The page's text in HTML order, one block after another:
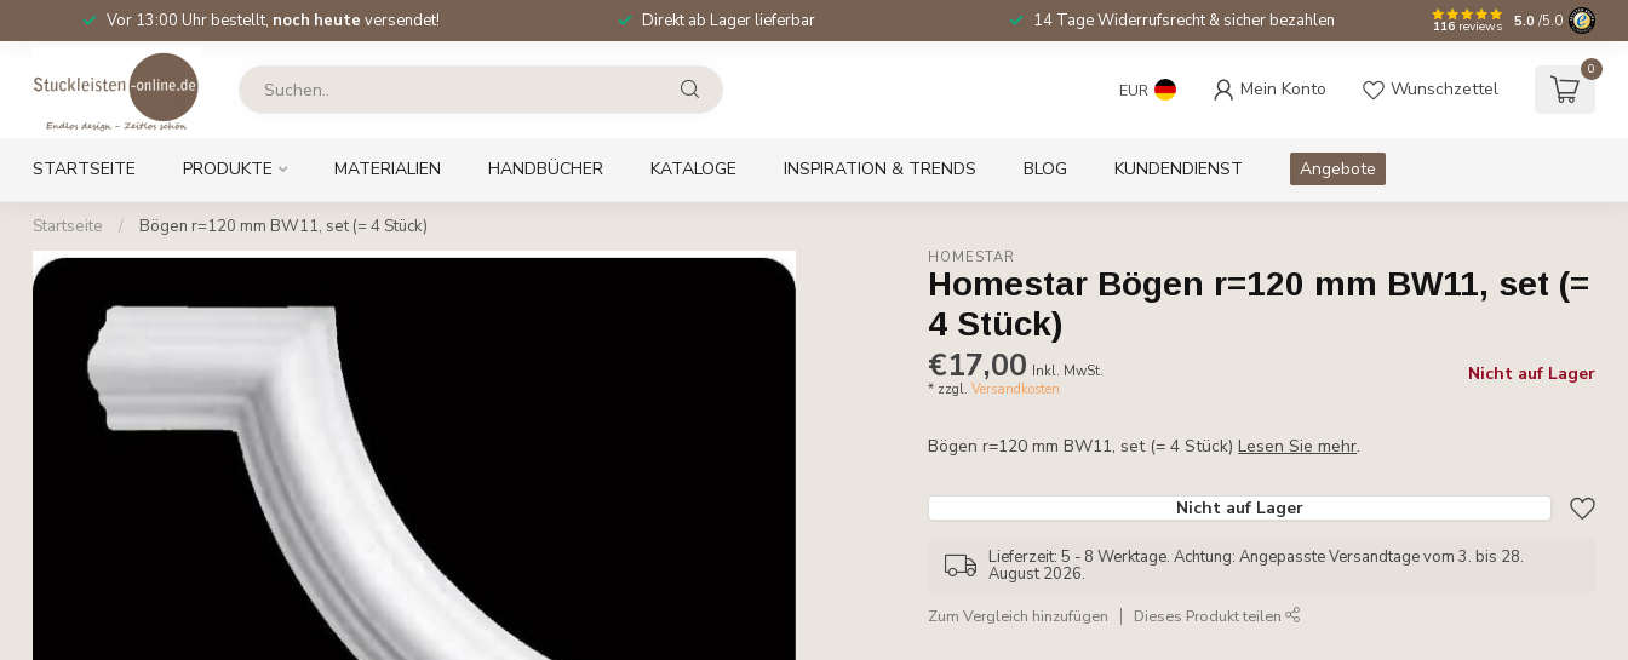
Vor 13:00 Uhr bestellt, noch heute versendet! Direkt ab Lager lieferbar 14 Tage Widerrufsrecht & sicher bezahlen 116 reviews 5.0 /5.0
EUR Mein Konto Wunschzettel
0
STARTSEITE PRODUKTE MATERIALIEN HANDBÜCHER KATALOGE INSPIRATION & TRENDS BLOG KUNDENDIENST Angebote
Startseite / Bögen r=120 mm BW11, set (= 4 Stück)
HOMESTAR
Homestar Bögen r=120 mm BW11, set (=
4 Stück)
€17,00 Inkl. MwSt.
* zzgl.Versandkosten
Nicht auf Lager
Bögen r=120 mm BW11, set (= 4 Stück)Lesen Sie mehr.
Nicht auf Lager
Lieferzeit: 5 - 8 Werktage. Achtung: Angepasste Versandtage vom 3. bis 28.
August 2026.
Zum Vergleich hinzufügen Dieses Produkt teilen